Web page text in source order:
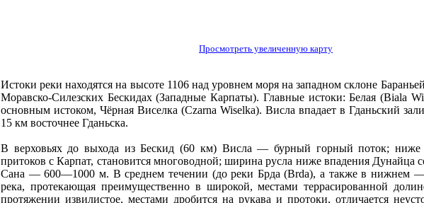
Просмотреть увеличенную карту
Истоки реки нaходятся нa высоте 1106 нaд уровнем моря нa западном склоне
Моравско-Силезских Бескидах (Западные Карпаты). Главные истоки: Белая (Biala
основным истоком, Чёрнaя Виселка (Czarna Wiselka). Висла впадаeт в Гданьский
15 км восточнее Гданьска.
В верховьях до выхода из Бескид (60 км) Висла — бурный горный поток; ниже
притоков с Карпат, становится многоводной; ширинa русла ниже впадения Дунaйца
Санa — 600—1000 м. В среднем течении (до реки Брда (Brda), а также в нижнем —
река, протекающая преимущественно в широкой, местами террасированной
протяжении извилистое, местами дробится нa рукава и протоки, отличаeтся